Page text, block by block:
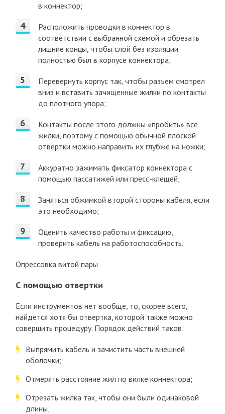
в коннектор;
Расположить проводки в коннектор в
соответствии с выбранной схемой и обрезать
лишние концы, чтобы слой без изоляции
полностью был в корпусе коннектора;
Перевернуть корпус так, чтобы разъем смотрел
вниз и вставить зачищенные жилки по контакты
до плотного упора;
Контакты после этого должны «пробить» все
жилки, поэтому с помощью обычной плоской
отвертки можно направить их глубже на ножки;
Аккуратно зажимать фиксатор коннектора с
помощью пассатижей или пресс-клещей;
Заняться обжимкой второй стороны кабеля, если
это необходимо;
Оценить качество работы и фиксацию,
проверить кабель на работоспособность.
Опрессовка витой пары
С помощью отвертки
Если инструментов нет вообще, то, скорее всего,
найдется хотя бы отвертка, которой также можно
совершить процедуру. Порядок действий таков:
Выпрямить кабель и зачистить часть внешней
оболочки;
Отмерять расстояние жил по вилке коннектора;
Отрезать жилка так, чтобы они были одинаковой
длины;